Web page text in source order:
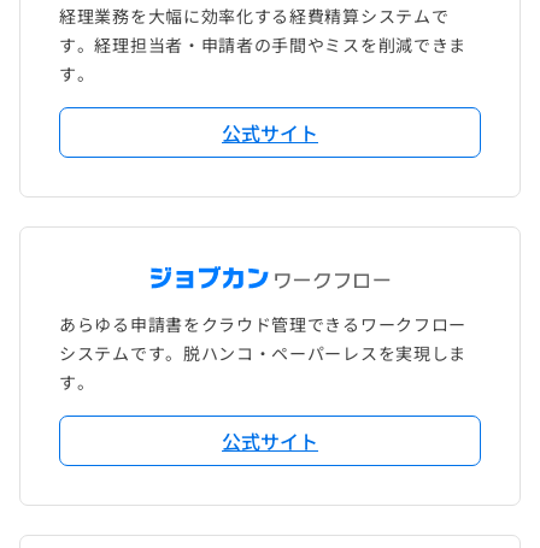
経理業務を大幅に効率化する経費精算システムで
す。経理担当者・申請者の手間やミスを削減できま
す。
公式サイト
あらゆる申請書をクラウド管理できるワークフロー
システムです。脱ハンコ・ペーパーレスを実現しま
す。
公式サイト